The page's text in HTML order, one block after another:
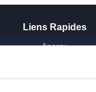
Liens Rapides
Aperçu
VR Show